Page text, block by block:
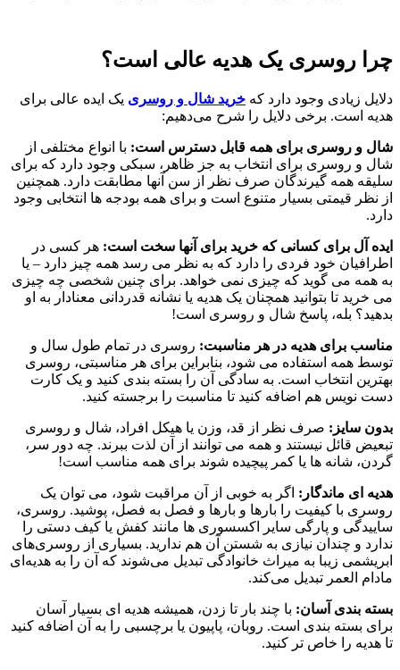
چرا روسری یک هدیه عالی است؟
دلایل زیادی وجود دارد که خرید شال و روسری یک ایده عالی برای
هدیه است. برخی دلایل را شرح می‌دهیم:
شال و روسری برای همه قابل دسترس است: با انواع مختلفی از
شال و روسری برای انتخاب به جز ظاهر، سبکی وجود دارد که برای
سلیقه همه گیرندگان صرف نظر از سن آنها مطابقت دارد. همچنین
از نظر قیمتی بسیار متنوع است و برای همه بودجه ها انتخابی وجود
دارد.
ایده آل برای کسانی که خرید برای آنها سخت است: هر کسی در
اطرافیان خود فردی را دارد که به نظر می رسد همه چیز دارد – یا
به همه می گوید که چیزی نمی خواهد. برای چنین شخصی چه چیزی
می خرید تا بتوانید همچنان یک هدیه یا نشانه قدردانی معنادار به او
بدهید؟ بله، پاسخ شال و روسری است!
مناسب برای هدیه در هر مناسبت: روسری در تمام طول سال و
توسط همه استفاده می شود، بنابراین برای هر مناسبتی، روسری
بهترین انتخاب است. به سادگی آن را بسته بندی کنید و یک کارت
دست نویس هم اضافه کنید تا مناسبت را برجسته کنید.
بدون سایز: صرف نظر از قد، وزن یا هیکل افراد، شال و روسری
تبعیض قائل نیستند و همه می توانند از آن لذت ببرند. چه دور سر،
گردن، شانه ها یا کمر پیچیده شوند برای همه مناسب است!
هدیه ای ماندگار: اگر به خوبی از آن مراقبت شود، می توان یک
روسری با کیفیت را بارها و بارها و فصل به فصل، پوشید. روسری،
ساییدگی و پارگی سایر اکسسوری ها مانند کفش یا کیف دستی را
ندارد و چندان نیازی به شستن آن هم ندارید. بسیاری از روسری‌های
ابریشمی زیبا به میراث خانوادگی تبدیل می‌شوند که آن را به هدیه‌ای
مادام العمر تبدیل می‌کند.
بسته بندی آسان: با چند بار تا زدن، همیشه هدیه ای بسیار آسان
برای بسته بندی است. روبان، پاپیون یا برچسبی را به آن اضافه کنید
تا هدیه را خاص تر کنید.